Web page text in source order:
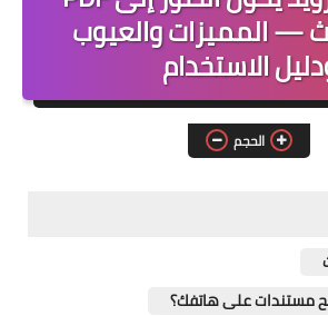
لغات برمجة
واتساب
واتساب عمر جميع النسخ
— المميزات والعيوب
الاستخدام
الحجم
مستندات على هاتفك؟